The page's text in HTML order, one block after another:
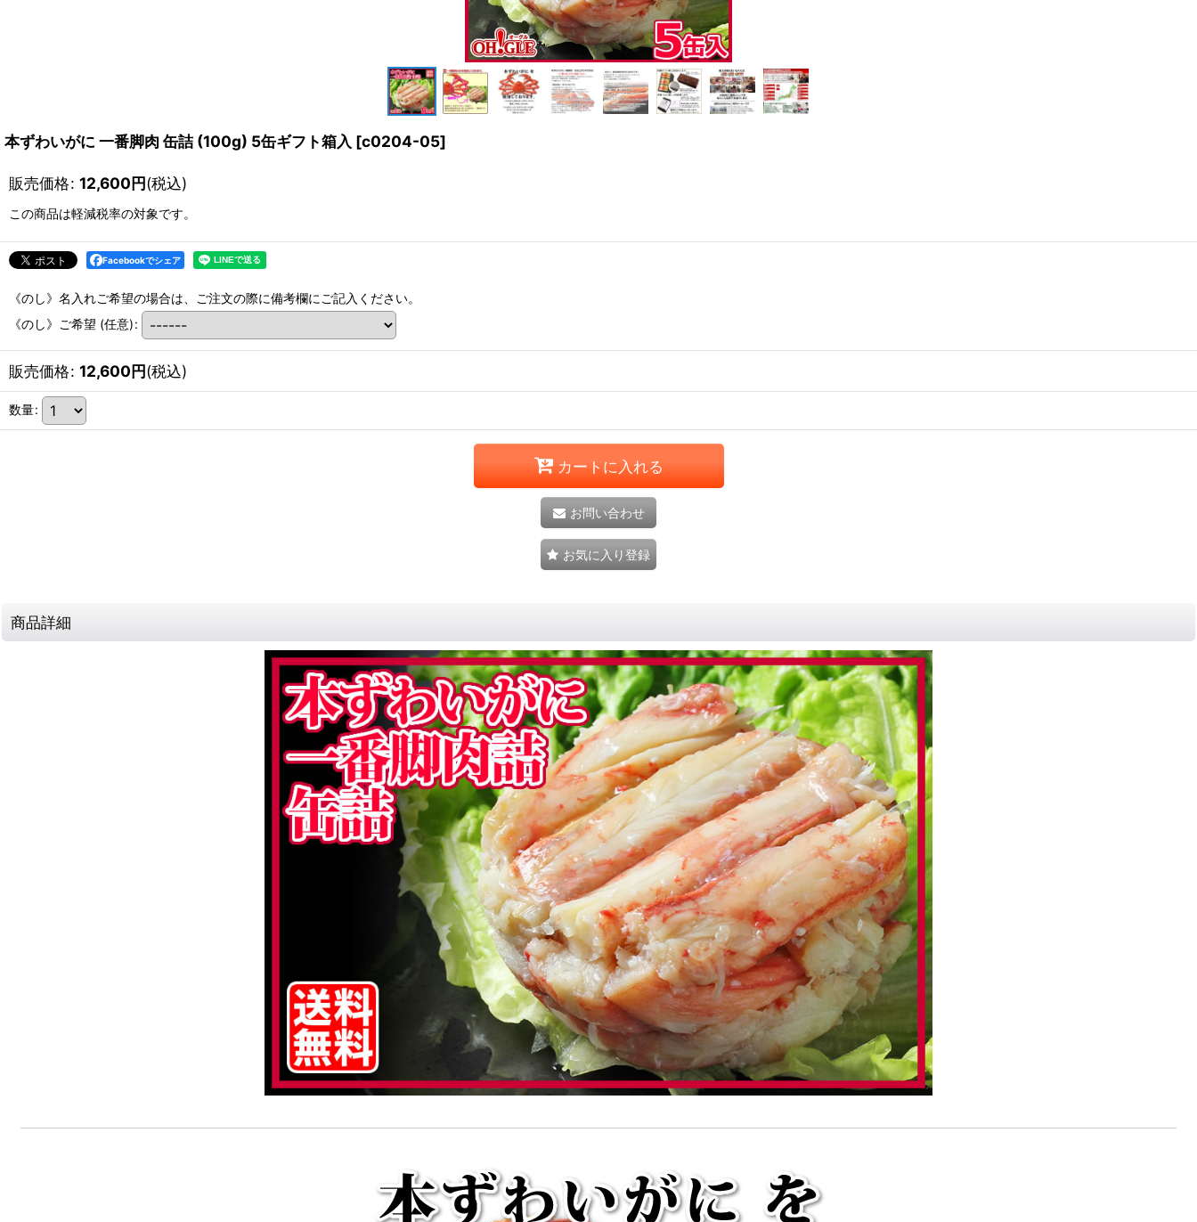
本ずわいがに 一番脚肉 缶詰 (100g) 5缶ギフト箱入 [c0204-05]
販売価格: 12,600円(税込)
この商品は軽減税率の対象です。
Facebookでシェア
《のし》名入れご希望の場合は、ご注文の際に備考欄にご記入ください。
《のし》ご希望 (任意):
販売価格: 12,600円(税込)
数量:
カートに入れる
お問い合わせ
お気に入り登録
商品詳細